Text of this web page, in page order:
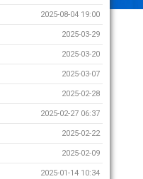
2025-08-04 19:00
2025-03-29
2025-03-20
2025-03-07
2025-02-28
2025-02-27 06:37
2025-02-22
2025-02-09
2025-01-14 10:34